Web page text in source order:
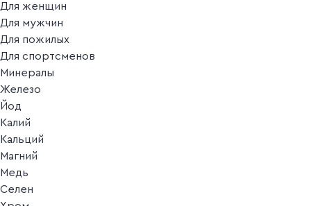
Для женщин
Для мужчин
Для пожилых
Для спортсменов
Минералы
Железо
Йод
Калий
Кальций
Магний
Медь
Селен